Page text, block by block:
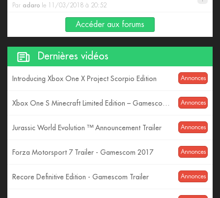
Par adaro le 11/03/2018 à 20:52
Accéder aux forums
Dernières vidéos
Annonces
Introducing Xbox One X Project Scorpio Edition
Annonces
Annonces
Jurassic World Evolution ™ Announcement Trailer
Annonces
Forza Motorsport 7 Trailer - Gamescom 2017
Annonces
Recore Definitive Edition - Gamescom Trailer